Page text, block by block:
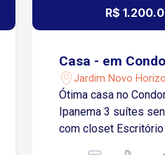
R$
Casa - em
Jardim Novo
Ótima casa no
Ipanema 3 suítes sendo uma master
com closet Escritório Cozinha Sala